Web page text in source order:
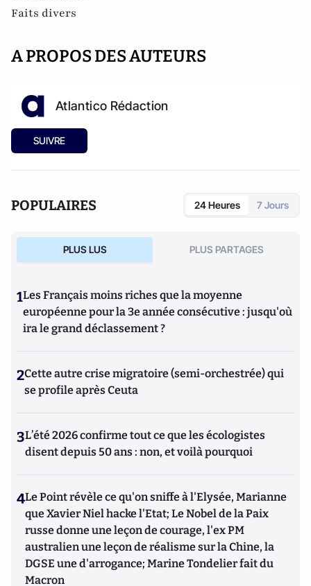
Faits divers
A PROPOS DES AUTEURS
Atlantico Rédaction
SUIVRE
POPULAIRES 24 Heures 7 Jours
PLUS LUS PLUS PARTAGES
1Les Français moins riches que la moyenne
européenne pour la 3e année consécutive : jusqu'où
ira le grand déclassement ?
2Cette autre crise migratoire (semi-orchestrée) qui
se profile après Ceuta
3L’été 2026 confirme tout ce que les écologistes
disent depuis 50 ans : non, et voilà pourquoi
4Le Point révèle ce qu'on sniffe à l'Elysée, Marianne
que Xavier Niel hacke l'Etat; Le Nobel de la Paix
russe donne une leçon de courage, l'ex PM
australien une leçon de réalisme sur la Chine, la
DGSE une d'arrogance; Marine Tondelier fait du
Macron